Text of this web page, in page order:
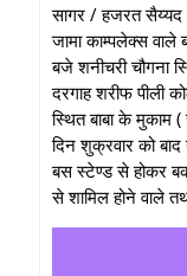
सागर / हजरत सैय्यद
जामा काम्पलेक्स वाले
बजे शनीचरी चौगना
दरगाह शरीफ पीली
स्थित बाबा के मुकाम
दिन शुक्रवार को
बस स्टेण्ड से होकर
से शामिल होने वाले